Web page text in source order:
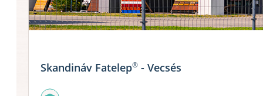
Skandináv Fatelep® - Vecsés